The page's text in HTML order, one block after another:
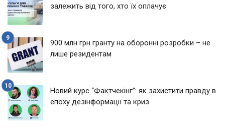
залежить від того, хто їх оплачує
900 млн грн гранту на оборонні розробки – не
лише резидентам
Новий курс “Фактчекінг”: як захистити правду в
епоху дезінформації та криз